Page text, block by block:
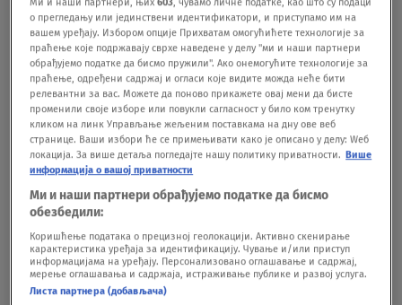
nije pozvao
FUDBAL21.05.
Krenula rekonstrukcija: Jedan od simbola
Reala napušta klub na kraju sezone
FUDBAL18.05.
о прегледању или јединствени идентификатори, и приступамо им на
вашем уређају. Избором опције Прихватам омогућићете технологије за
праћење које подржавају сврхе наведене у делу "ми и наши партнери
обрађујемо податке да бисмо пружили". Ако онемогућите технологије за
праћење, одређени садржај и огласи које видите можда неће бити
релевантни за вас. Можете да поново прикажете овај мени да бисте
променили своје изборе или повукли сагласност у било ком тренутку
кликом на линк Управљање жељеним поставкама на дну ове веб
странице. Ваши избори ће се примењивати како је описано у делу: Wеб
локација. За више детаља погледајте нашу политику приватности. Више
информација о вашој приватности
Ми и наши партнери обрађујемо податке да бисмо
обезбедили:
Коришћење података о прецизној геолокацији. Активно скенирање
карактеристика уређаја за идентификацију. Чување и/или приступ
информацијама на уређају. Персонализовано оглашавање и садржај,
мерење оглашавања и садржаја, истраживање публике и развој услуга.
Листа партнера (добављача)